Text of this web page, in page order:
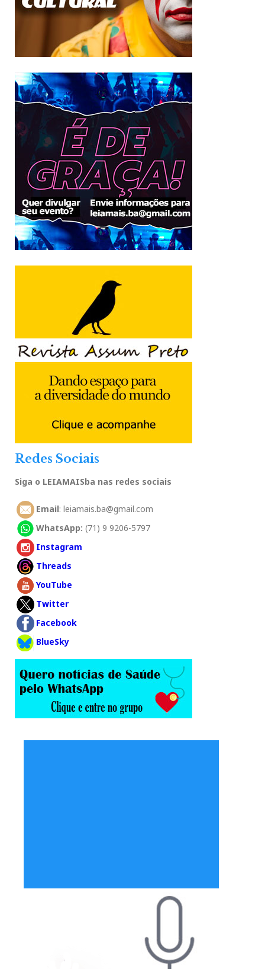
Redes Sociais
Siga o LEIAMAISba nas redes sociais
Email: leiamais.ba@gmail.com
WhatsApp: (71) 9 9206-5797
Instagram
Threads
YouTube
Twitter
Facebook
BlueSky